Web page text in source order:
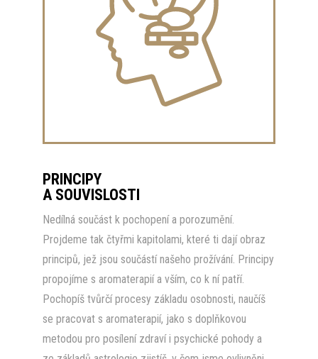
PRINCIPY
A SOUVISLOSTI
Nedílná součást k pochopení a porozumění.
Projdeme tak čtyřmi kapitolami, které ti dají obraz
principů, jež jsou součástí našeho prožívání. Principy
propojíme s aromaterapií a vším, co k ní patří.
Pochopíš tvůrčí procesy základu osobnosti, naučíš
se pracovat s aromaterapií, jako s doplňkovou
metodou pro posílení zdraví i psychické pohody a